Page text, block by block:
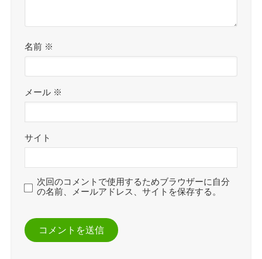
名前 ※
メール ※
サイト
次回のコメントで使用するためブラウザーに自分
の名前、メールアドレス、サイトを保存する。